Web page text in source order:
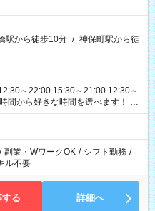
駅から徒歩10分 / 神保町駅から徒
～22:00 15:30～21:00 12:30～
ります
/ 副業・WワークOK / シフト勤務 /
ル不要
する 詳細へ